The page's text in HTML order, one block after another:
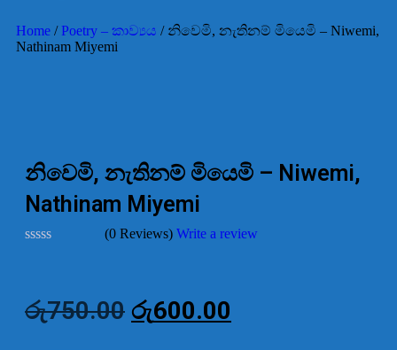
Home /Poetry – කාව්‍යය / නිවෙමි, නැතිනම් මියෙමි – Niwemi,
Nathinam Miyemi
නිවෙමි, නැතිනම් මියෙමි – Niwemi,
Nathinam Miyemi
5
(0 Reviews)Write a review
රු750.00 රු600.00